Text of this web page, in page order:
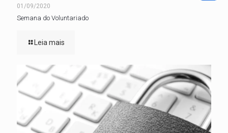
01/09/2020
Semana do Voluntariado
Leia mais